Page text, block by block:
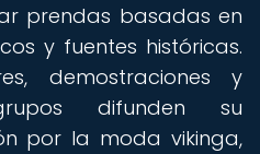
prendas basadas en
y fuentes históricas.
demostraciones y
difunden su
por la moda vikinga,